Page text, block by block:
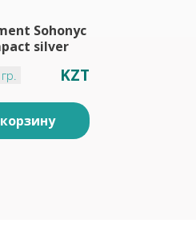
Sohonyc
silver
KZT